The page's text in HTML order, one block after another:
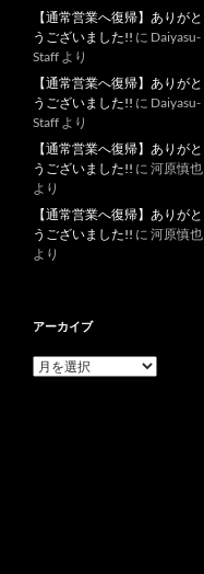
【通常営業へ復帰】ありがと
うございました!! に Daiyasu-
Staff より
【通常営業へ復帰】ありがと
うございました!! に Daiyasu-
Staff より
【通常営業へ復帰】ありがと
うございました!! に 河原慎也
より
【通常営業へ復帰】ありがと
うございました!! に 河原慎也
より
アーカイブ
ア